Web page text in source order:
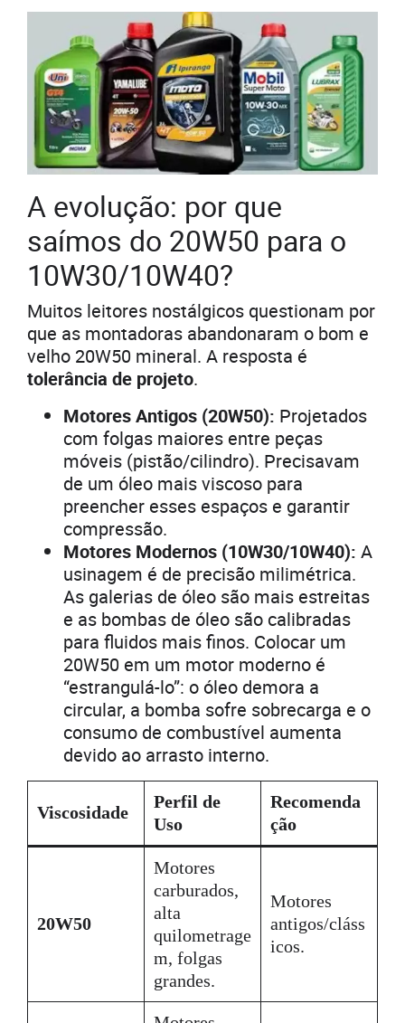
A evolução: por que
saímos do 20W50 para o
10W30/10W40?
Muitos leitores nostálgicos questionam por
que as montadoras abandonaram o bom e
velho 20W50 mineral. A resposta é
tolerância de projeto.
Motores Antigos (20W50): Projetados
com folgas maiores entre peças
móveis (pistão/cilindro). Precisavam
de um óleo mais viscoso para
preencher esses espaços e garantir
compressão.
Motores Modernos (10W30/10W40): A
usinagem é de precisão milimétrica.
As galerias de óleo são mais estreitas
e as bombas de óleo são calibradas
para fluidos mais finos. Colocar um
20W50 em um motor moderno é
“estrangulá-lo”: o óleo demora a
circular, a bomba sofre sobrecarga e o
consumo de combustível aumenta
devido ao arrasto interno.
Viscosidade
Perfil de
Uso
Recomenda
ção
20W50
Motores
carburados,
alta
quilometrage
m, folgas
grandes.
Motores
antigos/cláss
icos.